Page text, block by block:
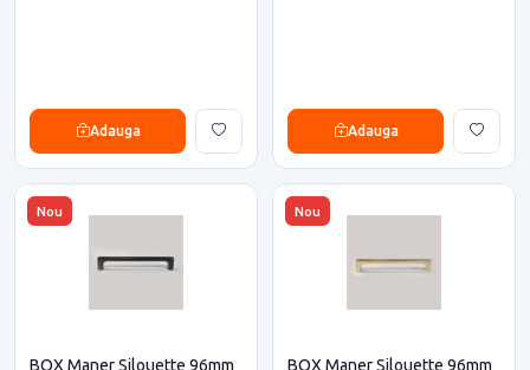
Adauga Adauga
Nou
BOX Maner Silouette 96mm
Nou
BOX Maner Silouette 96mm